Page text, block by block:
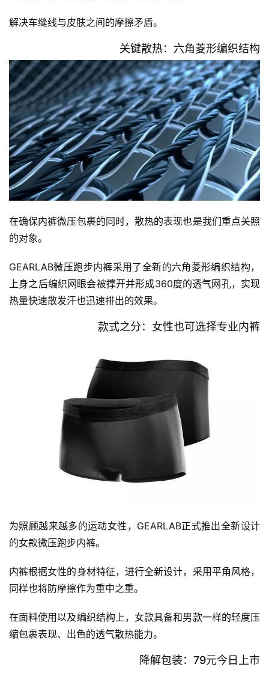
比
赛
观
装
备
集
解决车缝线与皮肤之间的摩擦矛盾。
关键散热：六角菱形编织结构
在确保内裤微压包裹的同时，散热的表现也是我们重点关照
的对象。
GEARLAB微压跑步内裤采用了全新的六角菱形编织结构，
上身之后编织网眼会被撑开并形成360度的透气网孔，实现
热量快速散发汗也迅速排出的效果。
款式之分：女性也可选择专业内裤
为照顾越来越多的运动女性，GEARLAB正式推出全新设计
的女款微压跑步内裤。
内裤根据女性的身材特征，进行全新设计，采用平角风格，
同样也将防摩擦作为重中之重。
在面料使用以及编织结构上，女款具备和男款一样的轻度压
缩包裹表现、出色的透气散热能力。
降解包装：79元今日上市